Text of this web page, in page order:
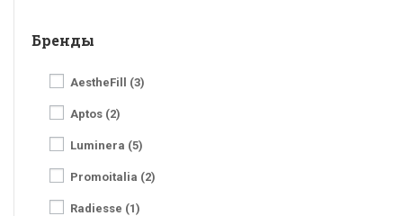
Бренды
AestheFill (3)
Aptos (2)
Luminera (5)
Promoitalia (2)
Radiesse (1)